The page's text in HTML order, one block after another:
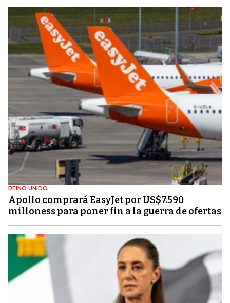
REINO UNIDO
Apollo comprará EasyJet por US$7.590
milloness para poner fin a la guerra de ofertas